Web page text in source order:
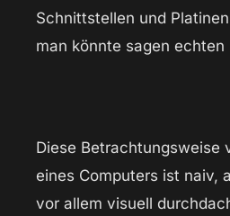
Schnittstellen und
man könnte sagen echten
Diese Betrachtungsweise
eines Computers ist naiv,
vor allem visuell